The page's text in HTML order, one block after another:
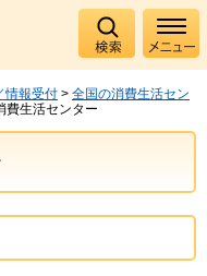
情報受付 > 全国の消費生活セン
費生活センター